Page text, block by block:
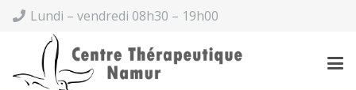
Lundi – vendredi 08h30 – 19h00